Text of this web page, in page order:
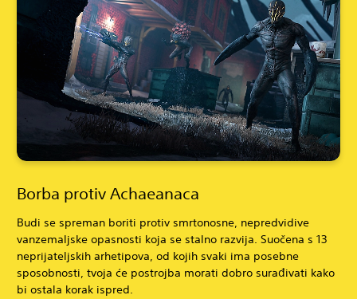
Borba protiv Achaeanaca
Budi se spreman boriti protiv smrtonosne, nepredvidive
vanzemaljske opasnosti koja se stalno razvija. Suočena s 13
neprijateljskih arhetipova, od kojih svaki ima posebne
sposobnosti, tvoja će postrojba morati dobro surađivati kako
bi ostala korak ispred.